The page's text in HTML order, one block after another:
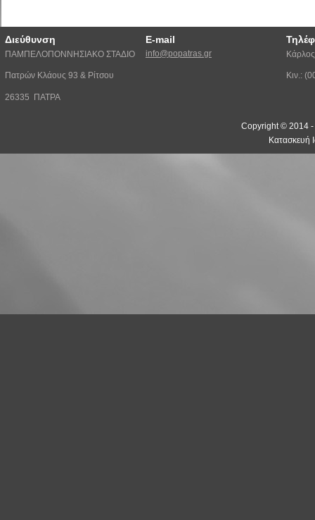
Διεύθυνση E-mail
ΠΑΜΠΕΛΟΠΟΝΝΗΣΙΑΚΟ ΣΤΑΔΙΟ
Πατρών Κλάους 93 & Ρίτσου
26335 ΠΑΤΡΑ
info@popatras.gr
Κιν.:
Copyright © 2014 -
Κατασκευή